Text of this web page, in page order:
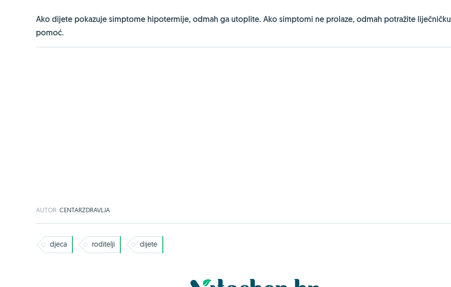
Ako dijete pokazuje simptome hipotermije, odmah ga utoplite. Ako simptomi ne prolaze, odmah potražite liječničku
pomoć.
AUTOR: CENTARZDRAVLJA
djeca roditelji dijete